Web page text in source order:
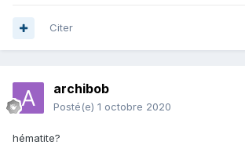
Citer
archibob
Posté(e) 1 octobre 2020
hématite?